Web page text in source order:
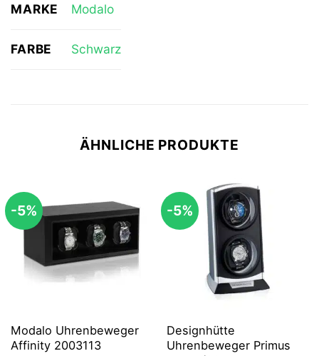
MARKE Modalo
FARBE Schwarz
ÄHNLICHE PRODUKTE
-5%
Modalo Uhrenbeweger
Affinity 2003113
-5%
Designhütte
Uhrenbeweger Primus